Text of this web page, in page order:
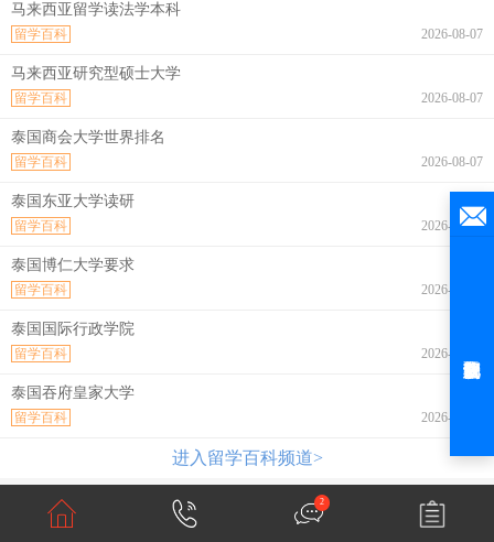
马来西亚留学读法学本科
2026-08-07
留学百科
马来西亚研究型硕士大学
2026-08-07
留学百科
泰国商会大学世界排名
2026-08-07
留学百科
泰国东亚大学读研
2026-08-07
留学百科
泰国博仁大学要求
2026-08-07
留学百科
泰国国际行政学院
2026-08-07
留学百科
泰国吞府皇家大学
2026-08-07
留学百科
进入留学百科频道>
2